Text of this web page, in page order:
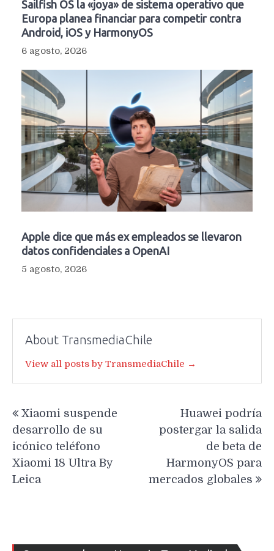
Sailfish OS la «joya» de sistema operativo que
Europa planea financiar para competir contra
Android, iOS y HarmonyOS
6 agosto, 2026
Apple dice que más ex empleados se llevaron
datos confidenciales a OpenAI
5 agosto, 2026
About TransmediaChile
View all posts by TransmediaChile →
de
entradas
Xiaomi suspende
desarrollo de su
icónico teléfono
Xiaomi 18 Ultra By
Leica
Huawei podría
postergar la salida
de beta de
HarmonyOS para
mercados globales